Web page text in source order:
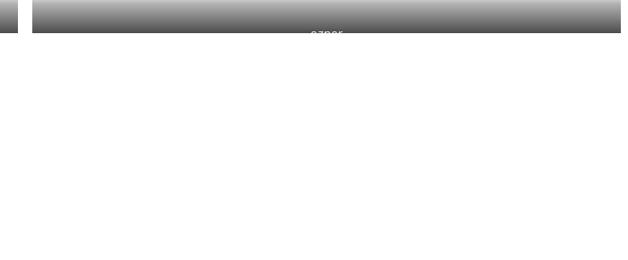
oznor